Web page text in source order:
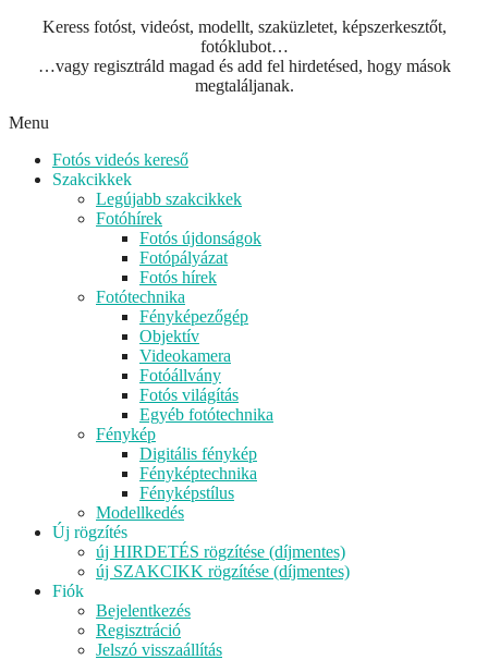
Keress fotóst, videóst, modellt, szaküzletet, képszerkesztőt,
fotóklubot…
…vagy regisztráld magad és add fel hirdetésed, hogy mások
megtaláljanak.
Menu
Fotós videós kereső
Szakcikkek
Legújabb szakcikkek
Fotóhírek
Fotós újdonságok
Fotópályázat
Fotós hírek
Fotótechnika
Fényképezőgép
Objektív
Videokamera
Fotóállvány
Fotós világítás
Egyéb fotótechnika
Fénykép
Digitális fénykép
Fényképtechnika
Fényképstílus
Modellkedés
Új rögzítés
új HIRDETÉS rögzítése (díjmentes)
új SZAKCIKK rögzítése (díjmentes)
Fiók
Bejelentkezés
Regisztráció
Jelszó visszaállítás